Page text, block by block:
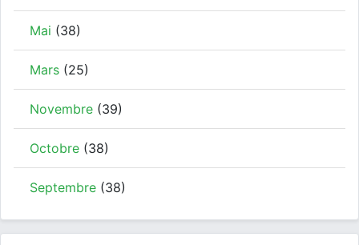
Mai (38)
Mars (25)
Novembre (39)
Octobre (38)
Septembre (38)